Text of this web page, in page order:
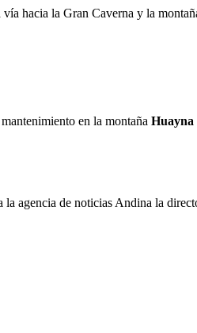
vía hacia la Gran Caverna y la
en la montaña Huayna
agencia de noticias Andina la